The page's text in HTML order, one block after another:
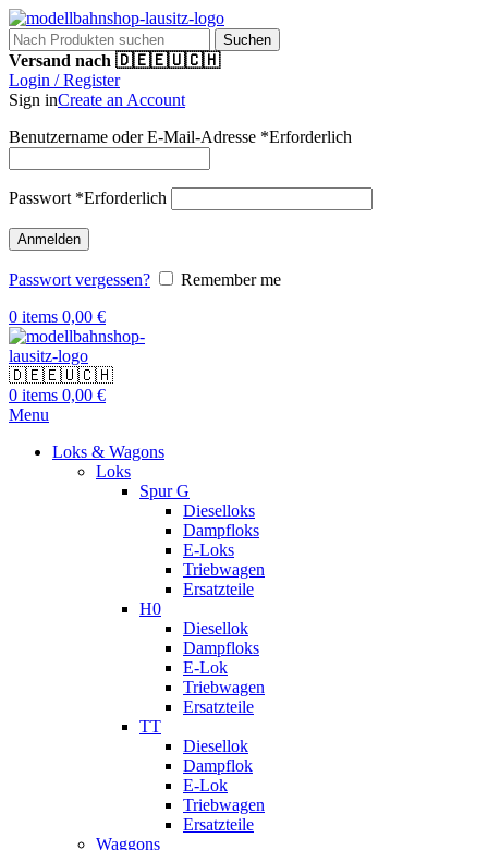
Suchen
Versand nach 🇩🇪🇪🇺🇨🇭
Login / Register
Sign inCreate an Account
Benutzername oder E-Mail-Adresse *Erforderlich
Passwort *Erforderlich
Anmelden
Passwort vergessen?
Remember me
0 items 0,00 €
🇩🇪🇪🇺🇨🇭
0 items 0,00 €
Menu
Loks & Wagons
Loks
Spur G
Dieselloks
Dampfloks
E-Loks
Triebwagen
Ersatzteile
H0
Diesellok
Dampfloks
E-Lok
Triebwagen
Ersatzteile
TT
Diesellok
Dampflok
E-Lok
Triebwagen
Ersatzteile
Waggons